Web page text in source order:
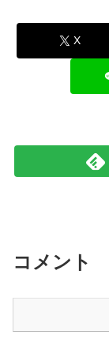
X
コメント